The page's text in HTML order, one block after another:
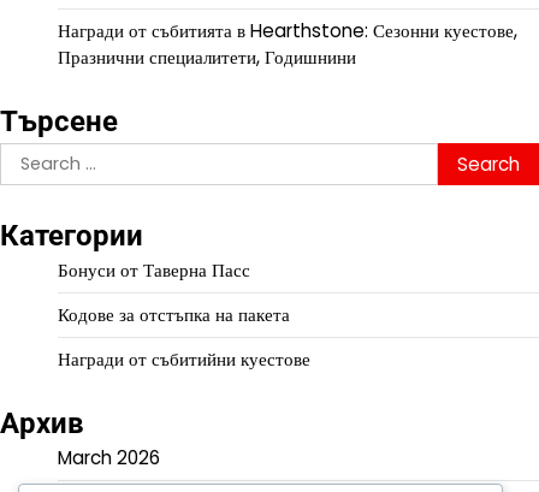
Награди от събитията в Hearthstone: Сезонни куестове,
Празнични специалитети, Годишнини
Търсене
Search
for:
Категории
Бонуси от Таверна Пасс
Кодове за отстъпка на пакета
Награди от събитийни куестове
Архив
March 2026